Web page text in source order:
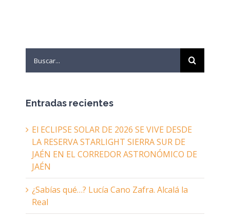
for:
Entradas recientes
El ECLIPSE SOLAR DE 2026 SE VIVE DESDE
LA RESERVA STARLIGHT SIERRA SUR DE
JAÉN EN EL CORREDOR ASTRONÓMICO DE
JAÉN
¿Sabías qué…? Lucía Cano Zafra. Alcalá la
Real